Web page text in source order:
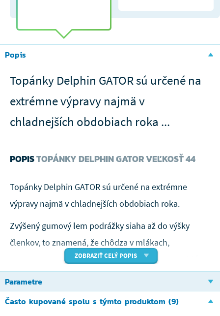
Popis
Topánky Delphin GATOR sú určené na
extrémne výpravy najmä v
chladnejších obdobiach roka ...
POPISTOPÁNKY DELPHIN GATOR VEĽKOSŤ 44
Topánky Delphin GATOR sú určené na extrémne
výpravy najmä v chladnejších obdobiach roka.
Zvýšený gumový lem podrážky siaha až do výšky
členkov, to znamená, že chôdza v mlákach,
roztopenom snehu a blate nie je pre GATOR problém.
časti gumové časti topánky sa nachádza výstupok,
vďaka ktorému si topánku bez problémov vyzujete.
ZOBRAZIŤ CELÝ POPIS
Parametre
Často kupované spolu s týmto produktom (9)